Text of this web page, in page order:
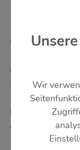
Rund um`s Kind
Online-
Hier geht es zur
Kosten: € 5,-
Aufbau: 8 - 9
Wir